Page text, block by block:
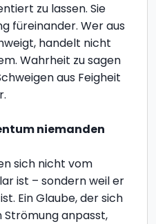
zu lassen. Sie
füreinander. Wer aus
handelt nicht
Wahrheit zu sagen
aus Feigheit
niemanden
sich nicht vom
ist – sondern weil er
Ein Glaube, der sich
anpasst,